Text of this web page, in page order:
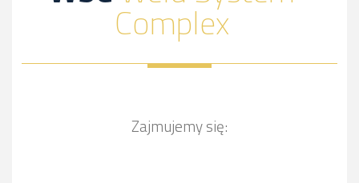
Complex
Zajmujemy się: